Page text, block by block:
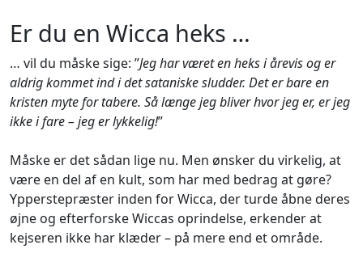
Er du en Wicca heks …
… vil du måske sige: ”Jeg har været en heks i årevis og er
aldrig kommet ind i det sataniske sludder. Det er bare en
kristen myte for tabere. Så længe jeg bliver hvor jeg er, er jeg
ikke i fare – jeg er lykkelig!”
Måske er det sådan lige nu. Men ønsker du virkelig, at
være en del af en kult, som har med bedrag at gøre?
Ypperstepræster inden for Wicca, der turde åbne deres
øjne og efterforske Wiccas oprindelse, erkender at
kejseren ikke har klæder – på mere end et område.